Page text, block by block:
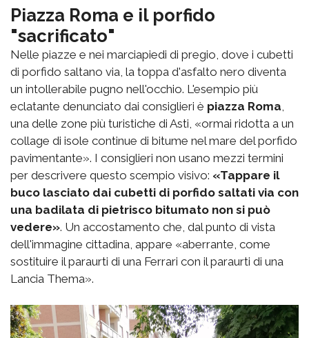
Piazza Roma e il porfido
"sacrificato"
Nelle piazze e nei marciapiedi di pregio, dove i cubetti
di porfido saltano via, la toppa d'asfalto nero diventa
un intollerabile pugno nell'occhio. L'esempio più
eclatante denunciato dai consiglieri è piazza Roma,
una delle zone più turistiche di Asti, «ormai ridotta a un
collage di isole continue di bitume nel mare del porfido
pavimentante». I consiglieri non usano mezzi termini
per descrivere questo scempio visivo: «Tappare il
buco lasciato dai cubetti di porfido saltati via con
una badilata di pietrisco bitumato non si può
vedere». Un accostamento che, dal punto di vista
dell'immagine cittadina, appare «aberrante, come
sostituire il paraurti di una Ferrari con il paraurti di una
Lancia Thema».